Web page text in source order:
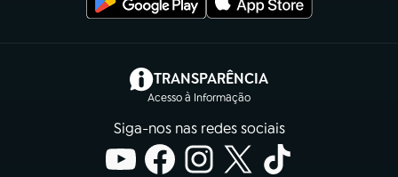
TRANSPARÊNCIA
Acesso à Informação
(abre em nova aba)
Siga-nos nas redes sociais